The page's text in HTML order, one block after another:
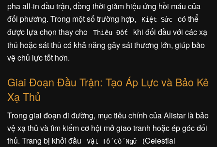
pha all-in đầu trận, đồng thời giảm hiệu ứng hồi máu của
đối phương. Trong một số trường hợp,
Kiệt Sức
có thể
được lựa chọn thay cho
Thiêu Đốt
khi đối đầu với các xạ
thủ hoặc sát thủ có khả năng gây sát thương lớn, giúp bảo
vệ chủ lực tốt hơn.
Giai Đoạn Đầu Trận: Tạo Áp Lực và Bảo Kê
Xạ Thủ
Trong giai đoạn đi đường, mục tiêu chính của Alistar là bảo
vệ xạ thủ và tìm kiếm cơ hội mở giao tranh hoặc ép góc đối
thủ. Trang bị khởi đầu
Vật Tổ Cổ Ngữ
(Celestial